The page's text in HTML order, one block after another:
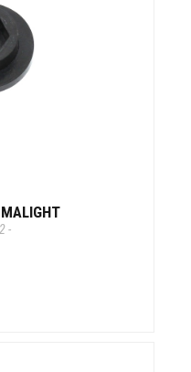
-